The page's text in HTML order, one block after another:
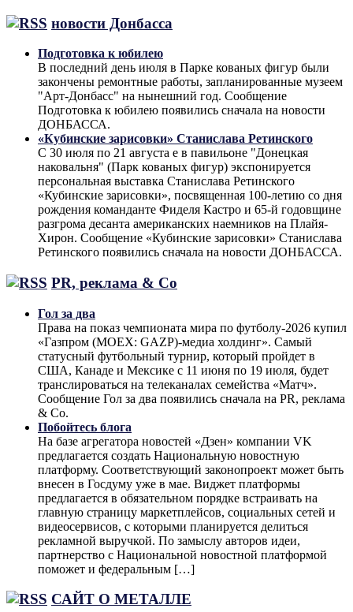
новости Донбасса
Подготовка к юбилею
В последний день июля в Парке кованых фигур были
закончены ремонтные работы, запланированные музеем
"Арт-Донбасс" на нынешний год. Сообщение
Подготовка к юбилею появились сначала на новости
ДОНБАССА.
«Кубинские зарисовки» Станислава Ретинского
С 30 июля по 21 августа е в павильоне "Донецкая
наковальня" (Парк кованых фигур) экспонируется
персональная выставка Станислава Ретинского
«Кубинские зарисовки», посвященная 100-летию со дня
рождения команданте Фиделя Кастро и 65-й годовщине
разгрома десанта американских наемников на Плайя-
Хирон. Сообщение «Кубинские зарисовки» Станислава
Ретинского появились сначала на новости ДОНБАССА.
PR, реклама & Co
Гол за два
Права на показ чемпионата мира по футболу-2026 купил
«Газпром (MOEX: GAZP)-медиа холдинг». Самый
статусный футбольный турнир, который пройдет в
США, Канаде и Мексике с 11 июня по 19 июля, будет
транслироваться на телеканалах семейства «Матч».
Сообщение Гол за два появились сначала на PR, реклама
& Co.
Побойтесь блога
На базе агрегатора новостей «Дзен» компании VK
предлагается создать Национальную новостную
платформу. Соответствующий законопроект может быть
внесен в Госдуму уже в мае. Виджет платформы
предлагается в обязательном порядке встраивать на
главную страницу маркетплейсов, социальных сетей и
видеосервисов, с которыми планируется делиться
рекламной выручкой. По замыслу авторов идеи,
партнерство с Национальной новостной платформой
поможет и федеральным […]
САЙТ О МЕТАЛЛЕ